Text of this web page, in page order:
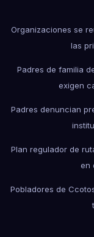
Organizaciones se
las
Padres de familia
exigen
Padres denuncian
Plan regulador de
en
Pobladores de